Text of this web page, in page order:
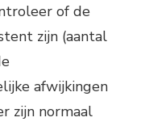
of de
zijn (aantal
afwijkingen
zijn normaal